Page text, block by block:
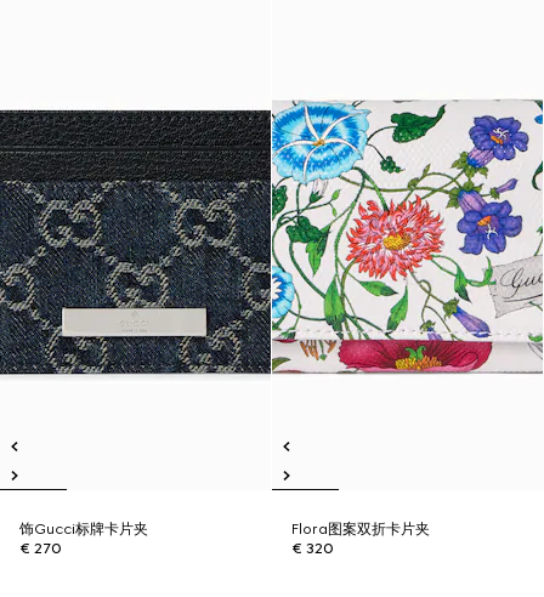
饰Gucci标牌卡片夹
€ 270
Flora图案双折卡片夹
€ 320